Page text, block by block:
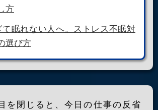
方
て眠れない人へ。ストレス不眠対
選び方
を閉じると、今日の仕事の反省